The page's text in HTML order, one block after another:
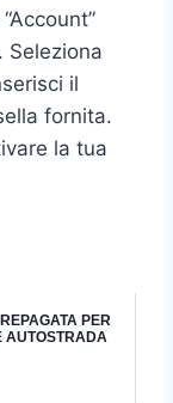
Seleziona
il
fornita.
la tua
PER
AUTOSTRADA